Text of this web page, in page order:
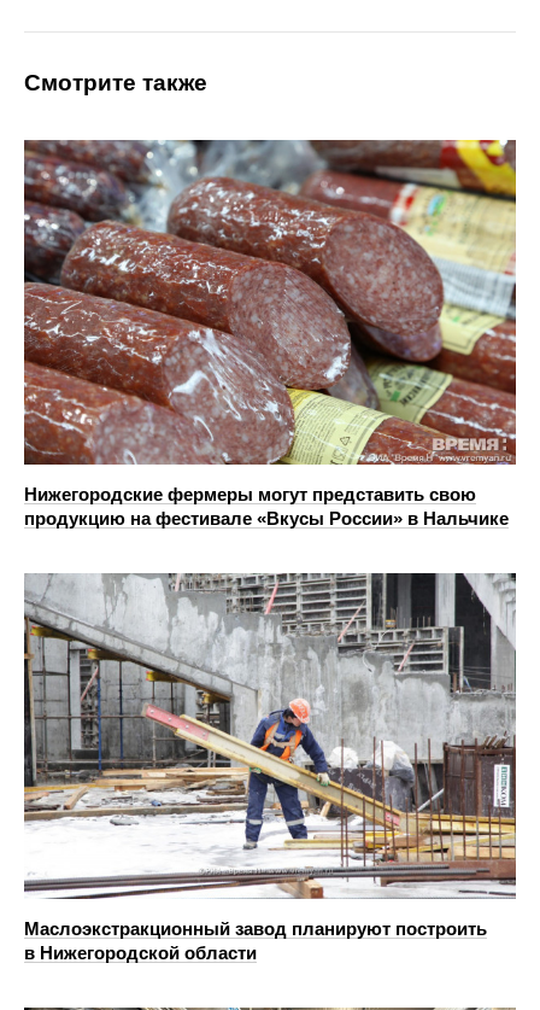
Смотрите также
Нижегородские фермеры могут представить свою
продукцию на фестивале «Вкусы России» в Нальчике
Маслоэкстракционный завод планируют построить
в Нижегородской области